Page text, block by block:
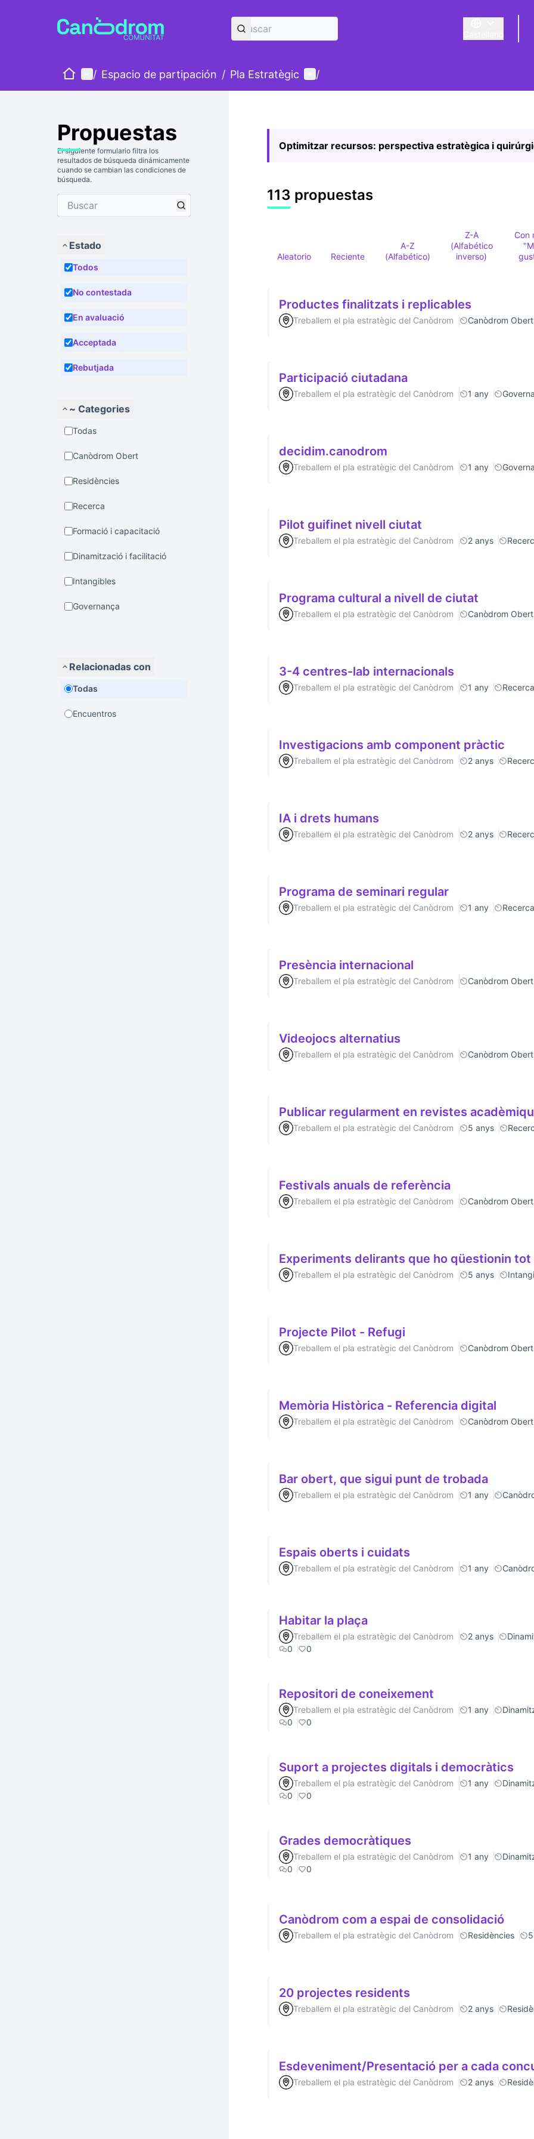
Triar la llengua
InicioMenú principal
/ Espacio de partipación / Pla Estratègic Menú de usuario
/
Propuestas
El siguiente formulario filtra los
resultados de búsqueda dinámicamente
cuando se cambian las condiciones de
búsqueda.
Estado
Todos
No contestada
En avaluació
Acceptada
Rebutjada
~ Categories
Todas
Canòdrom Obert
Residències
Recerca
Formació i capacitació
Dinamització i facilitació
Intangibles
Governança
Relacionadas con
Todas
Encuentros
Optimitzar recursos: perspectiva estratègica i
113 propuestas
Aleatorio Reciente
A-Z
(Alfabético)
Z-A
(Alfabético
inverso)
Con
Productes finalitzats i replicables
Treballem el pla estratègic del Canòdrom Canòdrom Obert
Participació ciutadana
Treballem el pla estratègic del Canòdrom 1 any
decidim.canodrom
Treballem el pla estratègic del Canòdrom 1 any
Pilot guifinet nivell ciutat
Treballem el pla estratègic del Canòdrom 2 anys
Programa cultural a nivell de ciutat
Treballem el pla estratègic del Canòdrom Canòdrom Obert
3-4 centres-lab internacionals
Treballem el pla estratègic del Canòdrom 1 any Recerca
Investigacions amb component pràctic
Treballem el pla estratègic del Canòdrom 2 anys
IA i drets humans
Treballem el pla estratègic del Canòdrom 2 anys
Programa de seminari regular
Treballem el pla estratègic del Canòdrom 1 any Recerca
Presència internacional
Treballem el pla estratègic del Canòdrom Canòdrom Obert
Videojocs alternatius
Treballem el pla estratègic del Canòdrom Canòdrom Obert
Publicar regularment en revistes
Treballem el pla estratègic del Canòdrom 5 anys
Festivals anuals de referència
Treballem el pla estratègic del Canòdrom Canòdrom Obert
Experiments delirants que ho qüestionin tot
Treballem el pla estratègic del Canòdrom 5 anys
Projecte Pilot - Refugi
Treballem el pla estratègic del Canòdrom Canòdrom Obert
Memòria Històrica - Referencia digital
Treballem el pla estratègic del Canòdrom Canòdrom Obert
Bar obert, que sigui punt de trobada
Treballem el pla estratègic del Canòdrom 1 any
Espais oberts i cuidats
Treballem el pla estratègic del Canòdrom 1 any
Habitar la plaça
Treballem el pla estratègic del Canòdrom 2 anys
0
0
Repositori de coneixement
Treballem el pla estratègic del Canòdrom 1 any
0
0
Suport a projectes digitals i democràtics
Treballem el pla estratègic del Canòdrom 1 any
0
0
Grades democràtiques
Treballem el pla estratègic del Canòdrom 1 any
0
0
Canòdrom com a espai de consolidació
Treballem el pla estratègic del Canòdrom Residències
20 projectes residents
Treballem el pla estratègic del Canòdrom 2 anys
Esdeveniment/Presentació per a cada
Treballem el pla estratègic del Canòdrom 2 anys